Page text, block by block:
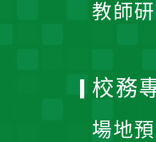
教師
校務
場地